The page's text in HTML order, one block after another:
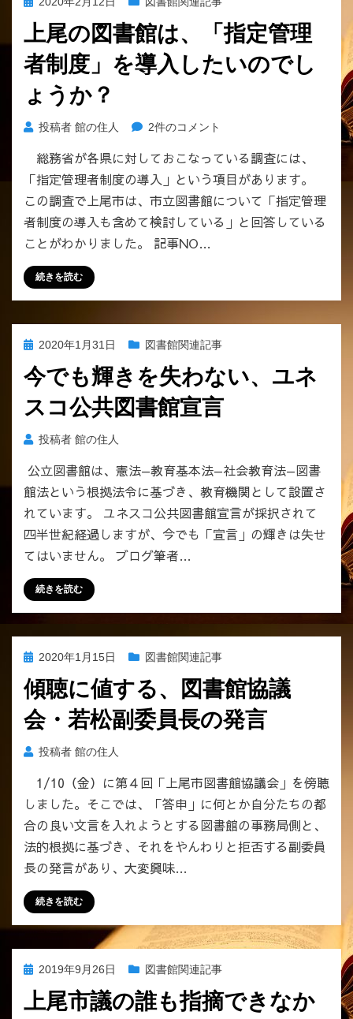
ン
マ
＞
へ
の
日:
上尾の図書館は、「指定管理
者制度」を導入したいのでし
ょうか？
投稿者 館の住人
上
の
図
書
は、
「指
理
度」
を
導
入
し
の
で
し
う
か？
2件のコメント
総務省が各県に対しておこなっている調査には、
「指定管理者制度の導入」という項目があります。
この調査で上尾市は、市立図書館について「指定管理
者制度の導入も含めて検討している」と回答している
ことがわかりました。 記事NO…
続きを読む
投
日:
2020年1月31日 図書館関連記事
今でも輝きを失わない、ユネ
スコ公共図書館宣言
投稿者 館の住人
公立図書館は、憲法—教育基本法—社会教育法—図書
館法という根拠法令に基づき、教育機関として設置さ
れています。 ユネスコ公共図書館宣言が採択されて
四半世紀経過しますが、今でも「宣言」の輝きは失せ
てはいません。 ブログ筆者…
続きを読む
投
日:
2020年1月15日 図書館関連記事
傾聴に値する、図書館協議
会・若松副委員長の発言
投稿者 館の住人
1/10（金）に第４回「上尾市図書館協議会」を傍聴
しました。そこでは、「答申」に何とか自分たちの都
合の良い文言を入れようとする図書館の事務局側と、
法的根拠に基づき、それをやんわりと拒否する副委員
長の発言があり、大変興味…
続きを読む
投
日:
2019年9月26日 図書館関連記事
上尾市議の誰も指摘できなか